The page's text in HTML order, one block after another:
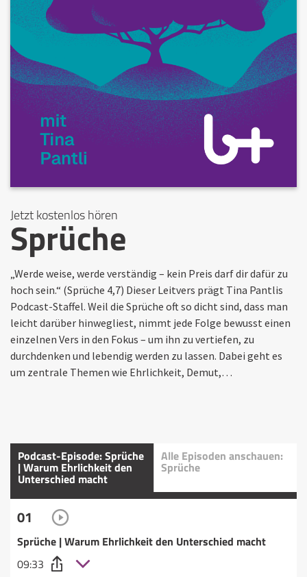
Jetzt kostenlos hören
Sprüche
„Werde weise, werde verständig – kein Preis darf dir dafür zu
hoch sein.“ (Sprüche 4,7) Dieser Leitvers prägt Tina Pantlis
Podcast-Staffel. Weil die Sprüche oft so dicht sind, dass man
leicht darüber hinwegliest, nimmt jede Folge bewusst einen
einzelnen Vers in den Fokus – um ihn zu vertiefen, zu
durchdenken und lebendig werden zu lassen. Dabei geht es
um zentrale Themen wie Ehrlichkeit, Demut,…
Podcast-Episode: Sprüche
| Warum Ehrlichkeit den
Unterschied macht
Alle Episoden anschauen:
Sprüche
01
Sprüche | Warum Ehrlichkeit den Unterschied macht
09:33